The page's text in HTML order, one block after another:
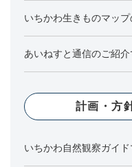
いちかわ生きものマッ
あいねすと通信のご紹介
計画・方
いちかわ自然観察ガイ